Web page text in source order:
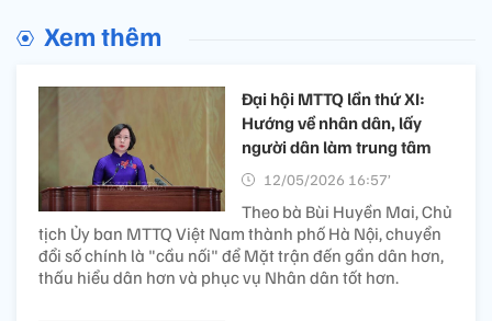
Xem thêm
Đại hội MTTQ lần thứ XI:
Hướng về nhân dân, lấy
người dân làm trung tâm
12/05/2026 16:57’
Theo bà Bùi Huyền Mai, Chủ
tịch Ủy ban MTTQ Việt Nam thành phố Hà Nội, chuyển
đổi số chính là "cầu nối" để Mặt trận đến gần dân hơn,
thấu hiểu dân hơn và phục vụ Nhân dân tốt hơn.